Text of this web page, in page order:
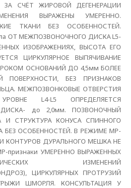
СЧЁТ ЖИРОВОЙ ДЕГЕНЕРАЦИИ
ВЫРАЖЕНЫ УМЕРЕННО.
ТКАНИ БЕЗ ОСОБЕННОСТЕЙ.
ОТ МЕЖПОЗВОНОЧНОГО ДИСКА L5-
ИЗОБРАЖЕНИЯХ, ВЫСОТА ЕГО
ЦИРКУЛЯРНОЕ ВЫПЯЧИВАНИЕ
ОСНОВАНИЙ ДО 4,5мм БОЛЕЕ
ПОВЕРХНОСТИ, БЕЗ ПРИЗНАКОВ
МЕЖПОЗВОНКОВЫЕ ОТВЕРСТИЯ
L4-L5 ОПРЕДЕЛЯЕТСЯ
ДИСКА- до 2,0мм. ПОЗВОНОЧНЫЙ
СТРУКТУРА КОНУСА СПИННОГО
БЕЗ ОСОБЕННОСТЕЙ. В РЕЖИМЕ МР-
КОНТУРОВ ДУРАЛЬНОГО МЕШКА НЕ
признаки УМЕРЕННО ВЫРАЖЕННЫХ
ИЗМЕНЕНИЙ
ЦИРКУЛЯРНЫХ ПРОТРУЗИЙ
ШМОРЛЯ. КОНСУЛЬТАЦИЯ У